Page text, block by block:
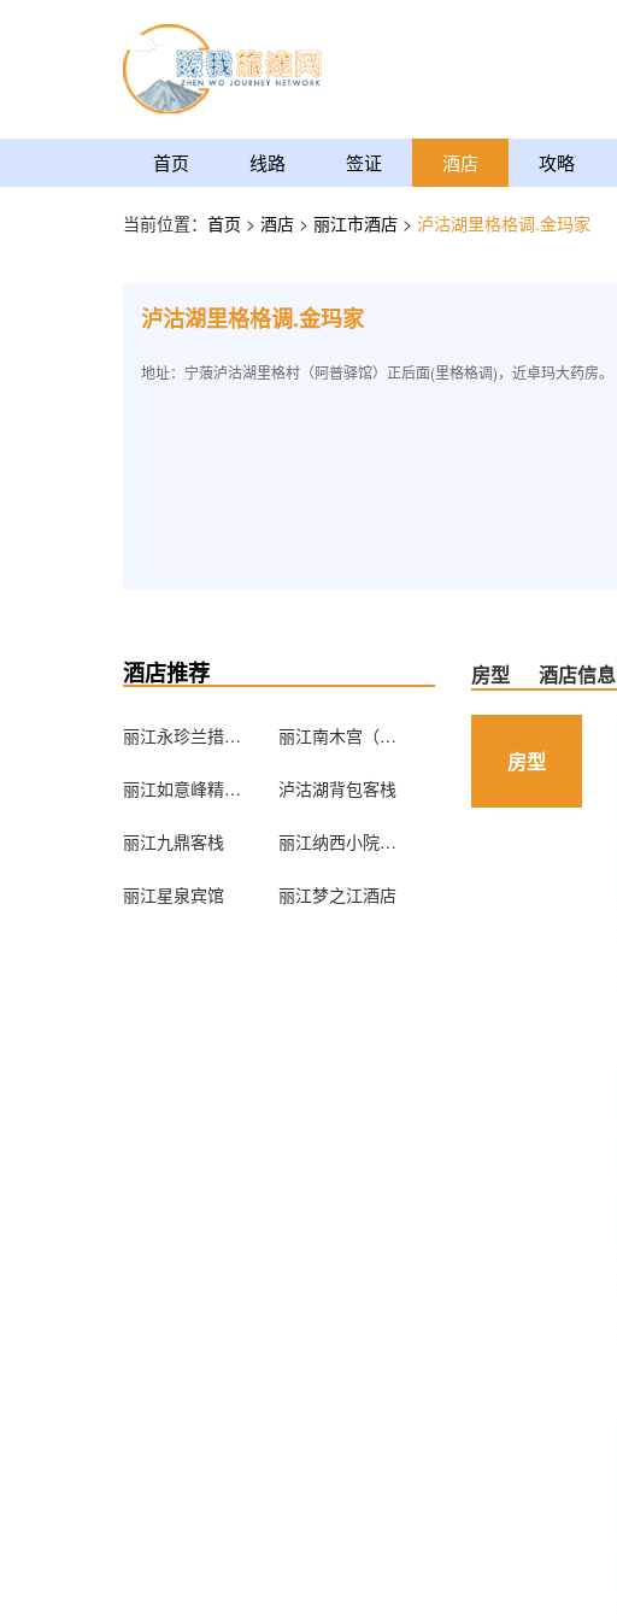
首页 线路 签证 酒店 攻略
当前位置： 首页 > 酒店 > 丽江市酒店 > 泸沽湖里格格调.金玛家
泸沽湖里格格调.金玛家
地址：宁蒗泸沽湖里格村（阿普驿馆）正后面(里格格调)，近卓玛大药房。
酒店推荐
丽江永珍兰措摩梭文化传承精品客栈 丽江南木宫（木府家院高级私人精品客栈）
丽江如意峰精品客栈 泸沽湖背包客栈
丽江九鼎客栈 丽江纳西小院青年旅舍
丽江星泉宾馆 丽江梦之江酒店
房型 酒店信息
房型